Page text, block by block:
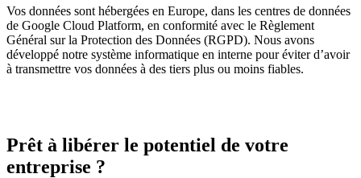
Vos données sont hébergées en Europe, dans les centres de données
de Google Cloud Platform, en conformité avec le Règlement
Général sur la Protection des Données (RGPD). Nous avons
développé notre système informatique en interne pour éviter d’avoir
à transmettre vos données à des tiers plus ou moins fiables.
Prêt à libérer le potentiel de votre
entreprise ?